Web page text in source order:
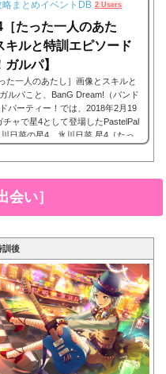
まとめイベントDB 2 Users
たった一人のあた
キルと特訓エピソード
ガルパ】
た一人のあたし］画像とスキルと
ルパこと、BanG Dream!（バンド
パーティー！では、2018年2月19
チャで星4として登場したPastelPal
日菜の星4、氷川日菜 星4［たっ
と特技と評価のまとめです。氷川
■特訓前■特訓後■SDステータス名
な)所属バンドPastel Palettes(パ
...
会い］
訓後